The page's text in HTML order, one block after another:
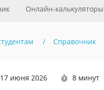
Онлайн-калькуляторы
Справочник
17 июня 2026 8 минут